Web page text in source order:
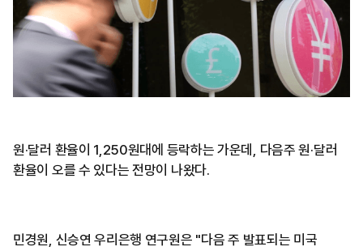
원·달러 환율이 1,250원대에 등락하는 가운데, 다음주 원·달러
환율이 오를 수 있다는 전망이 나왔다.
민경원, 신승연 우리은행 연구원은 "다음 주 발표되는 미국